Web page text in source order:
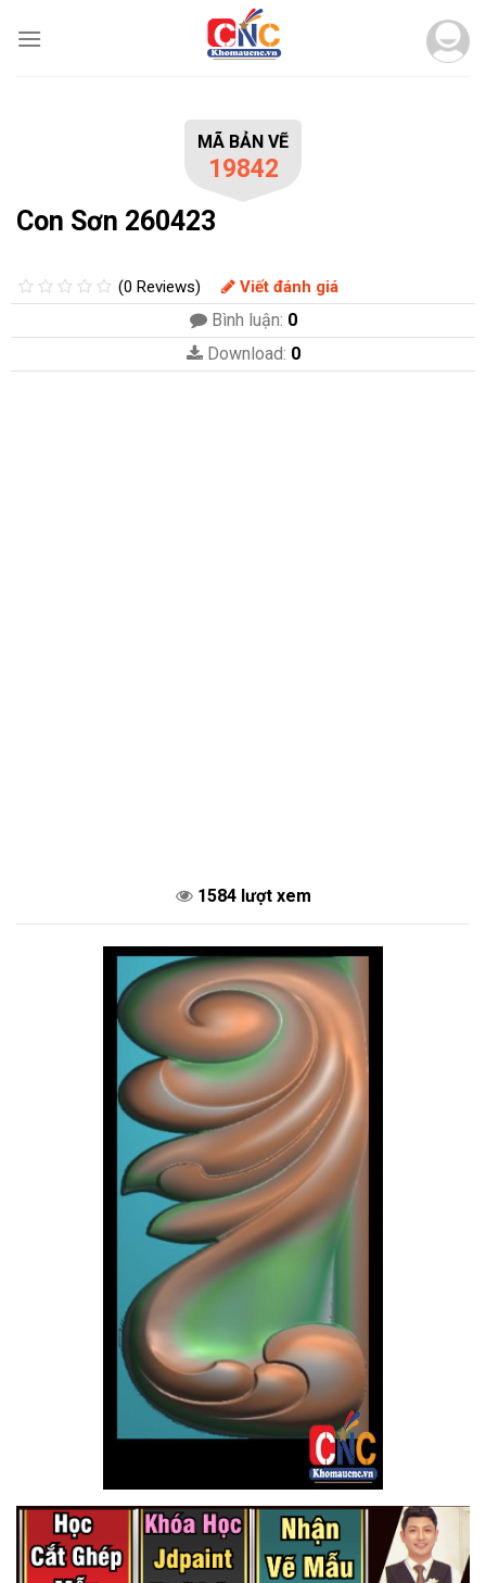
MÃ BẢN VẼ
19842
Con Sơn 260423
(0 Reviews) Viết đánh giá
Bình luận: 0
Download: 0
1584 lượt xem